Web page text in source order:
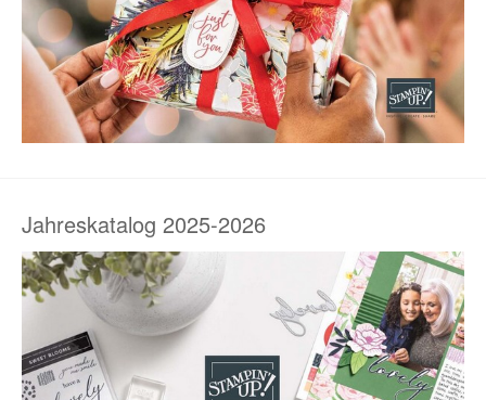
Jahreskatalog 2025-2026